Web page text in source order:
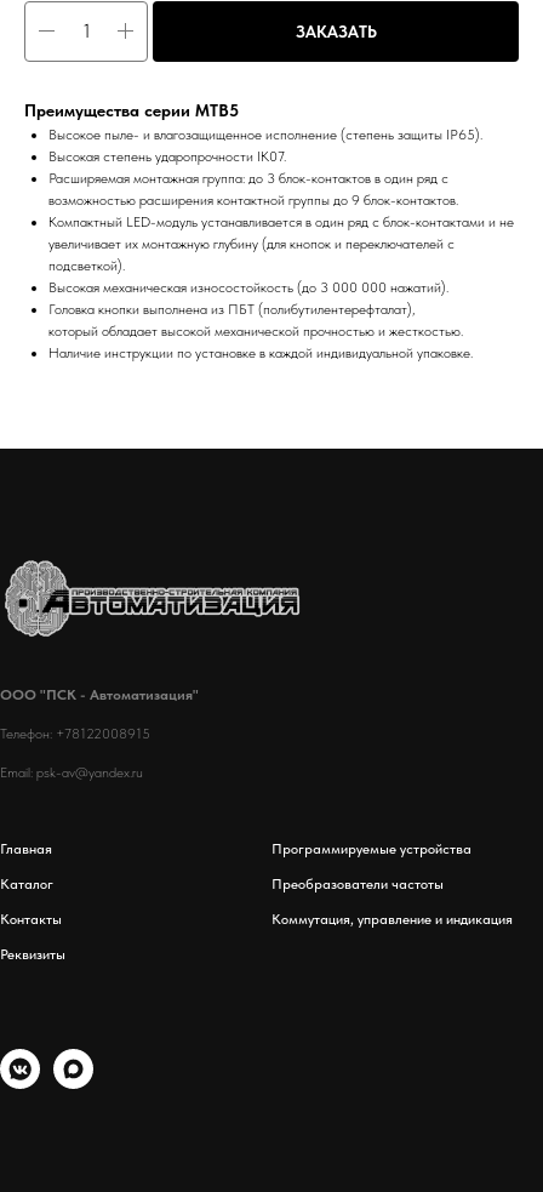
ЗАКАЗАТЬ
Преимущества серии MTB5
Высокое пыле- и влагозащищенное исполнение (степень защиты IP65).
Высокая степень ударопрочности IK07.
Расширяемая монтажная группа: до 3 блок-контактов в один ряд с
возможностью расширения контактной группы до 9 блок-контактов.
Компактный LED-модуль устанавливается в один ряд с блок-контактами и не
увеличивает их монтажную глубину (для кнопок и переключателей с
подсветкой).
Высокая механическая износостойкость (до 3 000 000 нажатий).
Головка кнопки выполнена из ПБТ (полибутилентерефталат),
который обладает высокой механической прочностью и жесткостью.
Наличие инструкции по установке в каждой индивидуальной упаковке.
ООО "ПСК - Автоматизация"
Телефон: +78122008915
Email: psk-av@yandex.ru
Главная
Каталог
Контакты
Реквизиты
Программируемые устройства
Преобразователи частоты
Коммутация, управление и индикация